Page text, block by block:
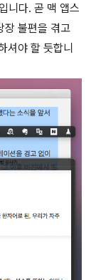
니다. 곧 맥 앱스
장 불편을 겪고
셔야 할 듯합니